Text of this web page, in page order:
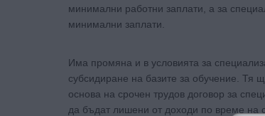
минимални работни заплати, а за
минимални заплати.
Има промяна и в условията за
субсидиране на базите за обучение. Тя
основа на срочен трудов договор за
да бъдат лишени от доходи по време на